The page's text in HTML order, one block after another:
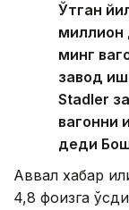
Ўтган
миллион
минг
завод
Stadler
вагонни
деди
Аввал хабар
4,8 фоизга